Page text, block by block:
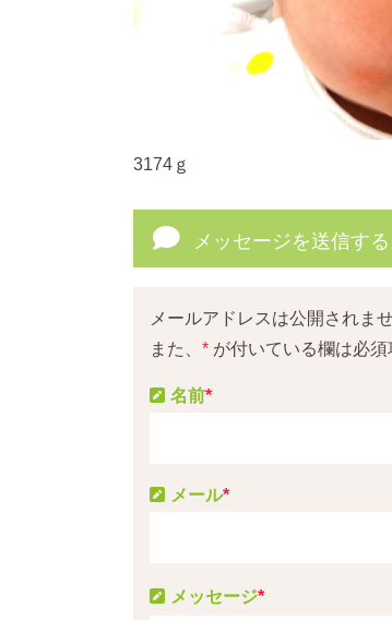
3174ｇ
メッセージを送信する
メールアドレスは公開されま
また、 * が付いている欄は必
メッセージ*
名前*
メール*